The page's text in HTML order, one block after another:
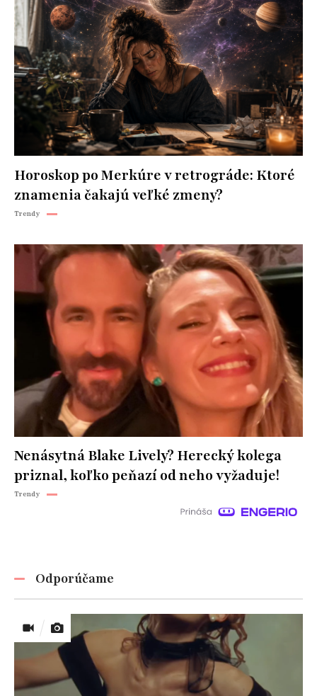
Horoskop po Merkúre v retrográde: Ktoré
znamenia čakajú veľké zmeny?
Trendy
Nenásytná Blake Lively? Herecký kolega
priznal, koľko peňazí od neho vyžaduje!
Trendy
Odporúčame